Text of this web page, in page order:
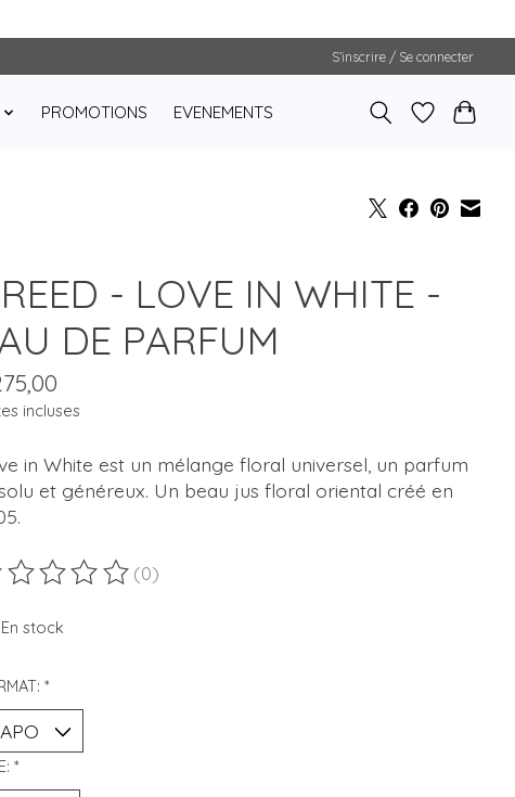
S’inscrire / Se connecter
PROMOTIONS EVENEMENTS
- LOVE IN WHITE -
DE PARFUM
incluses
in White est un mélange floral universel, un parfum
et généreux. Un beau jus floral oriental créé en
produit est évalué à
(0)
En stock
*
*